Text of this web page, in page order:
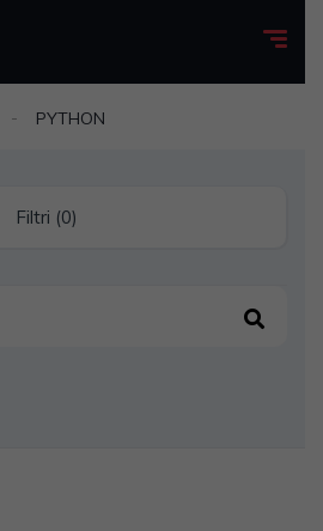
PYTHON
Filtri (0)